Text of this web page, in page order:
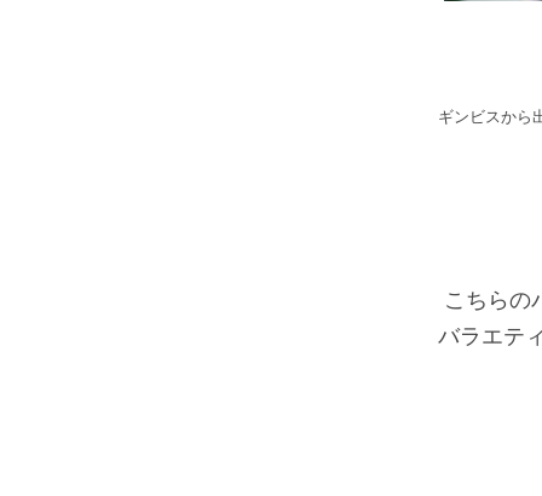
ギンビスから
こちらの
バラエテ